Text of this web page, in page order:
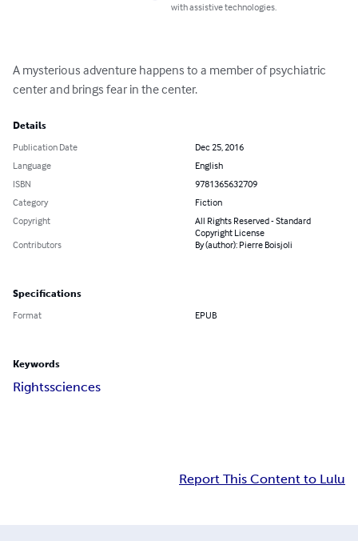
with assistive technologies.
A mysterious adventure happens to a member of psychiatric
center and brings fear in the center.
Details
Publication Date
Dec 25, 2016
Language
English
ISBN
9781365632709
Category
Fiction
Copyright
All Rights Reserved - Standard
Copyright License
Contributors
By (author): Pierre Boisjoli
Specifications
Format EPUB
Keywords
Rightssciences
Report This Content to Lulu